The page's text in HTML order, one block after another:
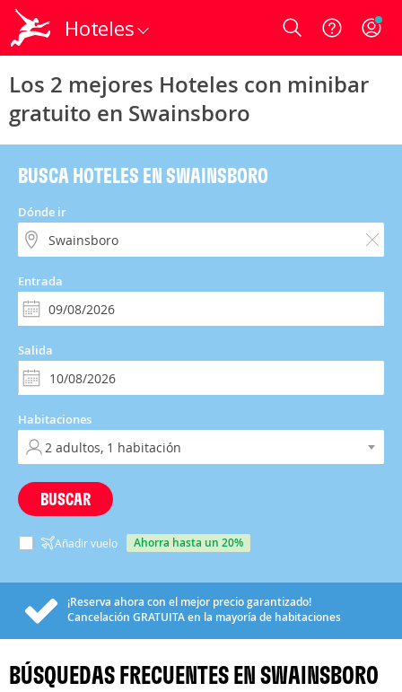
Hoteles Login
Los 2 mejores Hoteles con minibar
gratuito en Swainsboro
BUSCA HOTELES EN SWAINSBORO
Dónde ir
Entrada
Salida
Habitaciones
BUSCAR
Añadir vuelo ahorra hasta un 20%
¡Reserva ahora con el mejor precio garantizado!
Cancelación GRATUITAen la mayoría de habitaciones
BÚSQUEDAS FRECUENTES EN SWAINSBORO